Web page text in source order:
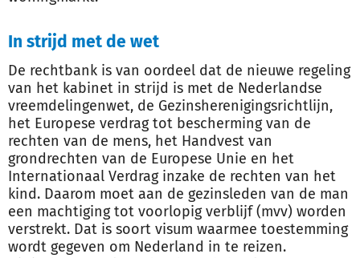
In strijd met de wet
De rechtbank is van oordeel dat de nieuwe regeling
van het kabinet in strijd is met de Nederlandse
vreemdelingenwet, de Gezinsherenigingsrichtlijn,
het Europese verdrag tot bescherming van de
rechten van de mens, het Handvest van
grondrechten van de Europese Unie en het
Internationaal Verdrag inzake de rechten van het
kind. Daarom moet aan de gezinsleden van de man
een machtiging tot voorlopig verblijf (mvv) worden
verstrekt. Dat is soort visum waarmee toestemming
wordt gegeven om Nederland in te reizen.